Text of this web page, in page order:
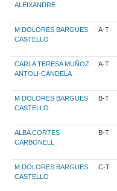
ALEIXANDRE
M DOLORES BARGUES
CASTELLO
A-T
CARLA TERESA MUÑOZ
ANTOLI-CANDELA
A-T
M DOLORES BARGUES
CASTELLO
B-T
ALBA CORTES
CARBONELL
B-T
M DOLORES BARGUES
CASTELLO
C-T